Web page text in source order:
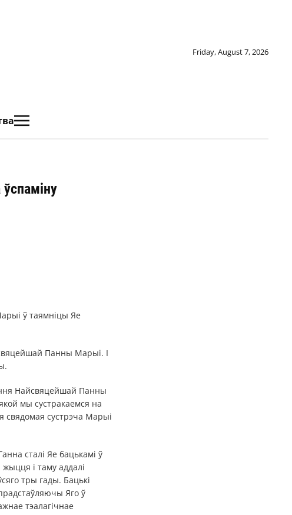
Friday, August 7, 2026
ў таямніцы Яе
Панны Марыі. І
Найсвяцейшай Панны
мы сустракаемся на
свядомая сустрэча Марыі
сталі Яе бацькамі ў
і таму аддалі
тры гады. Бацькі
Яго ў
тэалагічнае